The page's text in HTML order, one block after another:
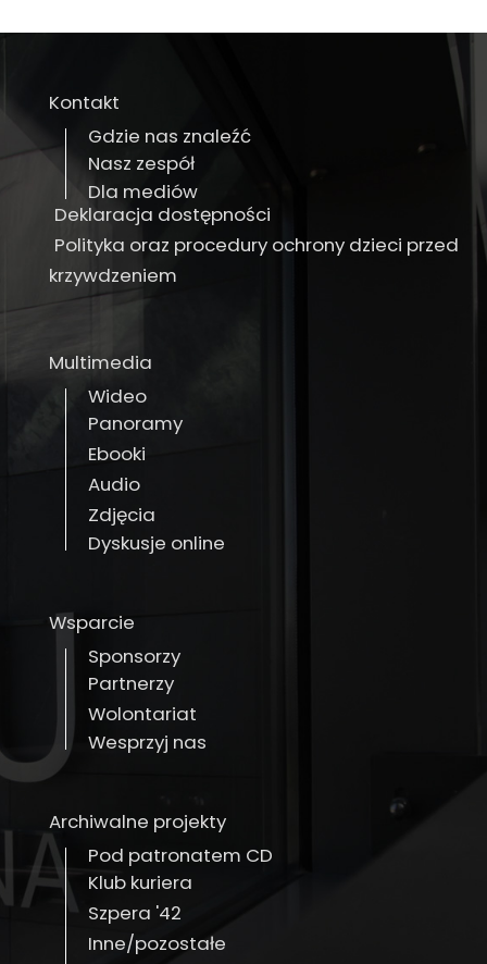
Kontakt
Gdzie nas znaleźć
Nasz zespół
Dla mediów
Deklaracja dostępności
Polityka oraz procedury ochrony dzieci przed
krzywdzeniem
Multimedia
Wideo
Panoramy
Ebooki
Audio
Zdjęcia
Dyskusje online
Wsparcie
Sponsorzy
Partnerzy
Wolontariat
Wesprzyj nas
Archiwalne projekty
Pod patronatem CD
Klub kuriera
Szpera '42
Inne/pozostałe